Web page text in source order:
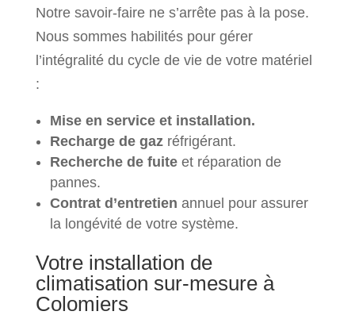
Notre savoir-faire ne s’arrête pas à la pose.
Nous sommes habilités pour gérer
l’intégralité du cycle de vie de votre matériel
:
Mise en service et installation.
Recharge de gazréfrigérant.
Recherche de fuiteet réparation de
pannes.
Contrat d’entretien annuel pour assurer
la longévité de votre système.
Votre installation de
climatisation sur-mesure à
Colomiers